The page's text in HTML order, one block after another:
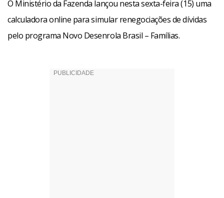
O Ministério da Fazenda lançou nesta sexta-feira (15) uma
calculadora online para simular renegociações de dívidas
pelo programa Novo Desenrola Brasil – Famílias.